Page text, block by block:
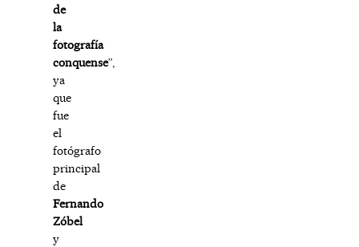
de
la
fotografía
conquense”,
ya
que
fue
el
fotógrafo
principal
de
Fernando
Zóbel
y